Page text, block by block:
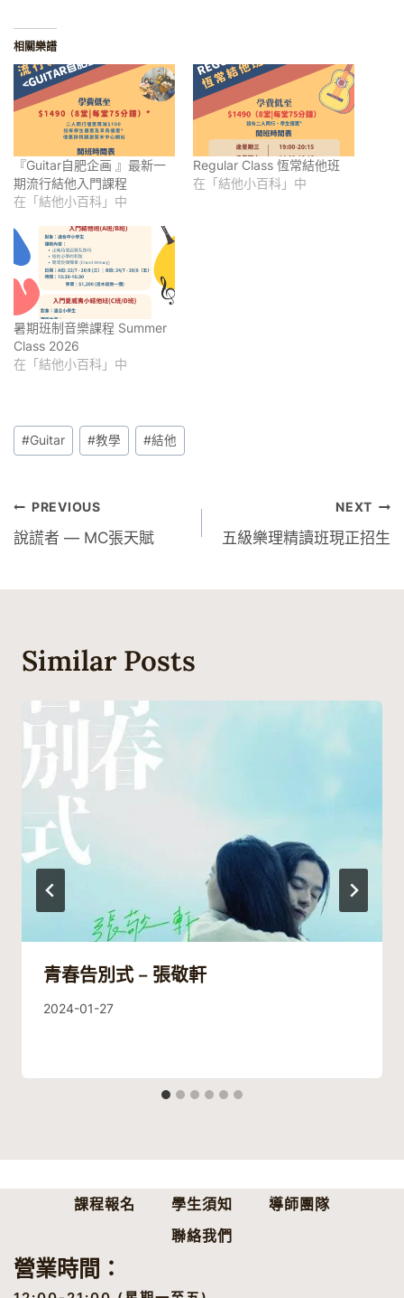
相關樂譜
『Guitar自肥企画 』最新一
期流行結他入門課程
在「結他小百科」中
Regular Class 恆常結他班
在「結他小百科」中
暑期班制音樂課程 Summer
Class 2026
在「結他小百科」中
Post
Tags:
#Guitar #教學 #結他
文
章
導
PREVIOUS
說謊者 — MC張天賦
NEXT
五級樂理精讀班現正招生
Similar Posts
青春告別式 – 張敬軒
By
2024-01-27
課程報名 學生須知
導師團隊
聯絡我們
營業時間：